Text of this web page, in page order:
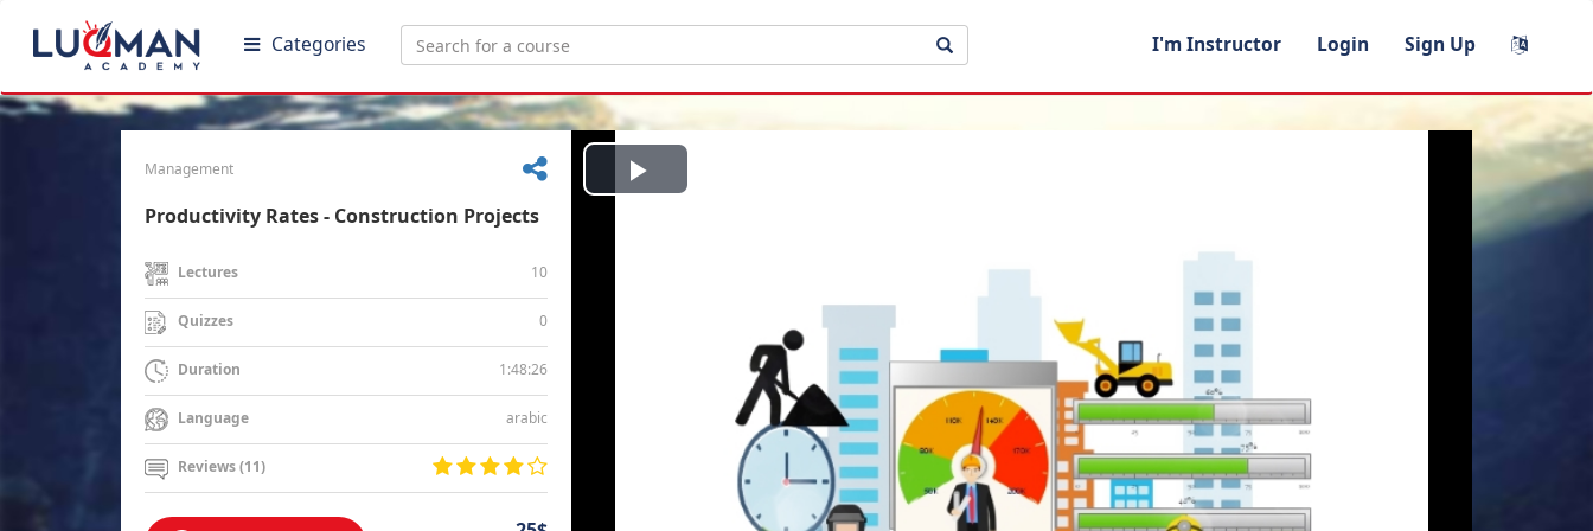
Categories I'm Instructor Login Sign Up
Management
Productivity Rates - Construction Projects
Lectures 10
Quizzes 0
Duration 1:48:26
Language arabic
Reviews (11)
Play